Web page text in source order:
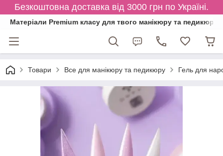
Безкоштовна доставка від 3000 грн по Україні.
Матеріали Premium класу для твого манікюру та педикюру
Товари Все для манікюру та педикюру Гель для